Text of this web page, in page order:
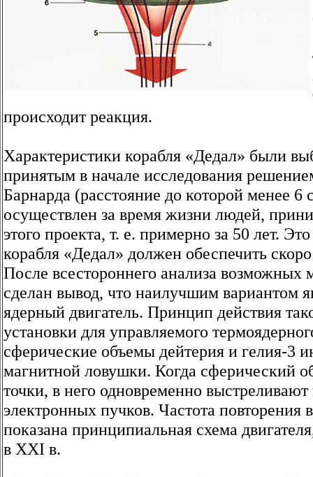
происходит реакция.
Характеристики корабля «Дедал» были
принятым в начале исследования
Барнарда (расстояние до которой менее 6
осуществлен за время жизни людей,
этого проекта, т. е. примерно за 50 лет.
корабля «Дедал» должен обеспечить
После всестороннего анализа возможных
сделан вывод, что наилучшим вариантом
ядерный двигатель. Принцип действия
установки для управляемого
сферические объемы дейтерия и гелия-3
магнитной ловушки. Когда сферический
точки, в него одновременно
электронных пучков. Частота повторения
показана принципиальная схема
в XXI в.